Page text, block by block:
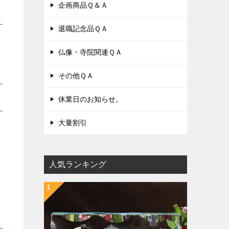
企画商品Ｑ＆Ａ
退職記念品ＱＡ
仏像・寺院関連ＱＡ
その他ＱＡ
休業日のお知らせ。
大量割引
人気ランキング